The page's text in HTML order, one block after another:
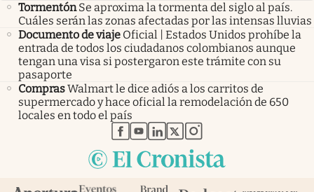
Tormentón Se aproxima la tormenta del siglo al país.
Cuáles serán las zonas afectadas por las intensas lluvias
Documento de viaje Oficial | Estados Unidos prohíbe la
entrada de todos los ciudadanos colombianos aunque
tengan una visa si postergaron este trámite con su
pasaporte
ComprasWalmart le dice adiós a los carritos de
supermercado y hace oficial la remodelación de 650
locales en todo el país
abre en nueva pestaña
abre en nueva pestaña
abre en nueva pestaña
abre en nueva pestaña
abre en nueva pestaña